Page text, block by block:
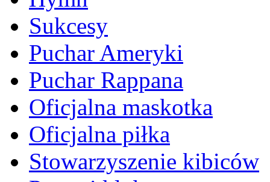
Sukcesy
Puchar Ameryki
Puchar Rappana
Oficjalna maskotka
Oficjalna piłka
Stowarzyszenie kibiców